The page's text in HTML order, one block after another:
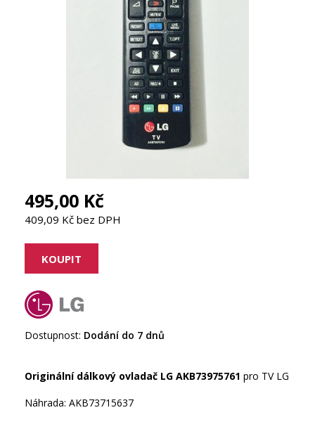
495,00 Kč
409,09 Kč bez DPH
Dostupnost: Dodání do 7 dnů
Originální dálkový ovladač LG AKB73975761 pro TV LG
Náhrada: AKB73715637